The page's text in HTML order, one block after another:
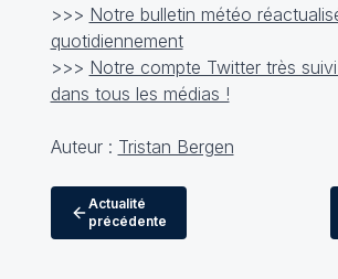
>>> Notre bulletin météo
quotidiennement
>>> Notre compte Twitter très
dans tous les médias !
Auteur : Tristan Bergen
Actualité
précédente